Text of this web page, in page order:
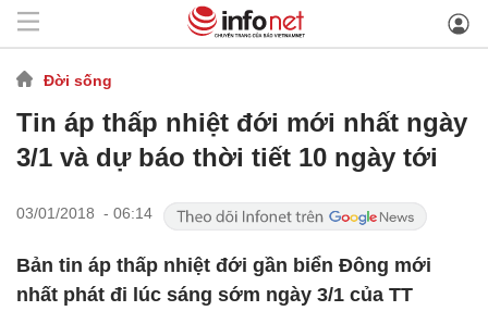
Đời sống
Tin áp thấp nhiệt đới mới nhất ngày
3/1 và dự báo thời tiết 10 ngày tới
03/01/2018 - 06:14
Bản tin áp thấp nhiệt đới gần biển Đông mới
nhất phát đi lúc sáng sớm ngày 3/1 của TT